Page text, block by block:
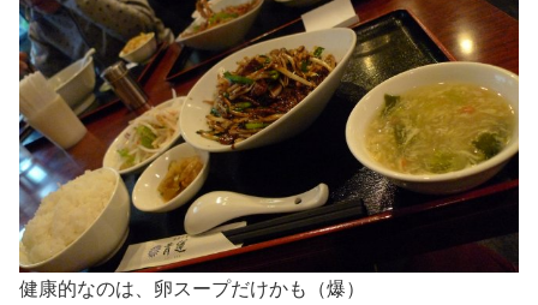
健康的なのは、卵スープだけかも（爆）